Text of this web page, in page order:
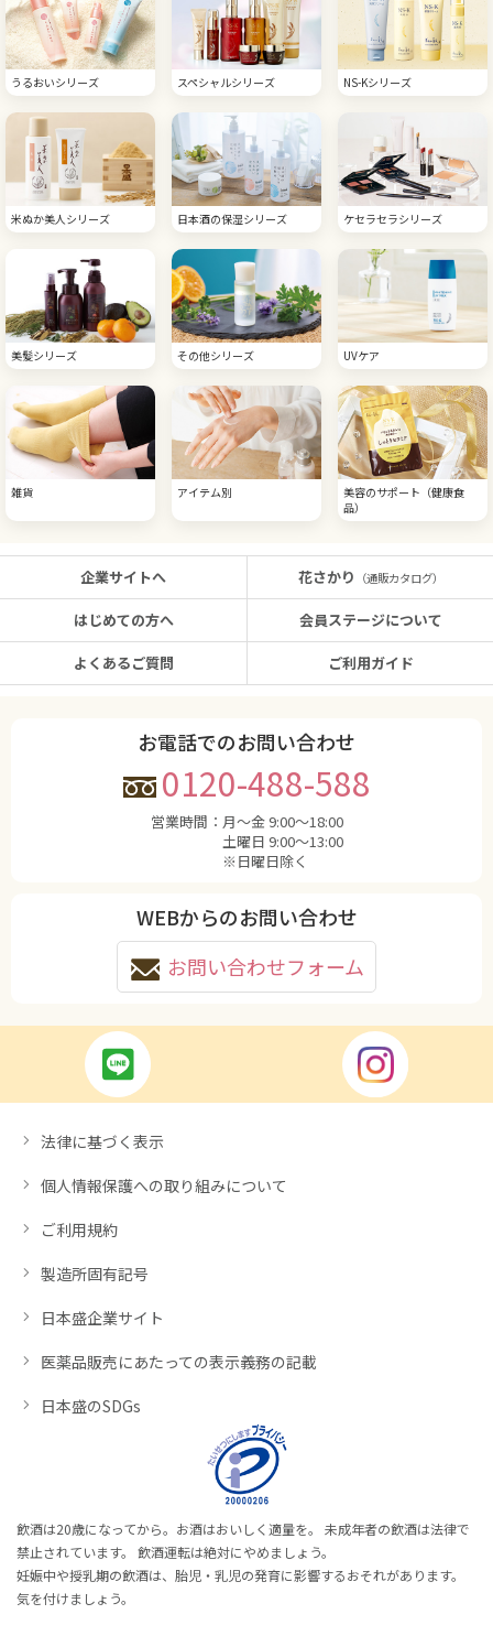
うるおいシリーズ スペシャルシリーズ NS-Kシリーズ
米ぬか美人シリーズ 日本酒の保湿シリーズ ケセラセラシリーズ
美髪シリーズ その他シリーズ UVケア
雑貨 アイテム別
美容のサポート（健康食
品）
企業サイトへ
はじめての方へ
よくあるご質問
花さかり （通販カタログ）
会員ステージについて
ご利用ガイド
お電話でのお問い合わせ
0120-488-588
営業時間： 月〜金 9:00〜18:00
土曜日 9:00〜13:00
※日曜日除く
WEBからのお問い合わせ
お問い合わせフォーム
法律に基づく表示
個人情報保護への取り組みについて
ご利用規約
製造所固有記号
日本盛企業サイト
医薬品販売にあたっての表示義務の記載
日本盛のSDGs
飲酒は20歳になってから。お酒はおいしく適量を。 未成年者の飲酒は法律で
禁止されています。 飲酒運転は絶対にやめましょう。
妊娠中や授乳期の飲酒は、胎児・乳児の発育に影響するおそれがあります。
気を付けましょう。